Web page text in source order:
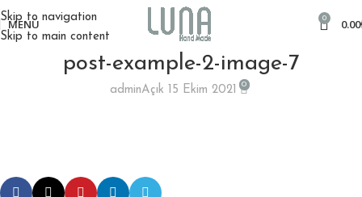
Skip to navigation
Skip to main content
MENÜ 0 0.00
post-example-2-image-7
adminAçık 15 Ekim 2021 0